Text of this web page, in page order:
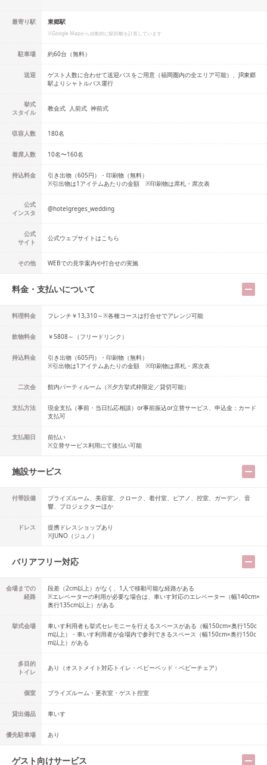
最寄り駅 東郷駅
※Google Mapから自動的に駅距離を計算しています
駐車場 約60台（無料）
送迎
ゲスト人数に合わせて送迎バスをご用意（福岡圏内の全エリア可能）、JR東郷
駅よりシャトルバス運行
挙式
スタイル
教会式 人前式 神前式
収容人数 180名
着席人数 10名〜160名
持込料金
引き出物（605円）・印刷物（無料）
※引出物は1アイテムあたりの金額 ※印刷物は席札・席次表
公式
インスタ
@hotelgreges_wedding
公式
サイト
公式ウェブサイトはこちら
その他 WEBでの見学案内や打合せの実施
料金・支払いについて
料理料金 フレンチ￥13,310～※各種コースは打合せでアレンジ可能
飲物料金 ￥5808～（フリードリンク）
持込料金
引き出物（605円）・印刷物（無料）
※引出物は1アイテムあたりの金額 ※印刷物は席札・席次表
二次会 館内パーティルーム（※夕方挙式枠限定／貸切可能）
支払方法
現金支払（事前・当日払応相談）or事前振込or立替サービス、申込金：カード
支払可
支払期日
前払い
※立替サービス利用にて後払い可能
施設サービス
付帯設備
ブライズルーム、美容室、クローク、着付室、ピアノ、控室、ガーデン、音
響、プロジェクターほか
ドレス 提携ドレスショップあり
※JUNO（ジュノ）
バリアフリー対応
会場までの
経路
段差（2cm以上）がなく、1人で移動可能な経路がある
※エレベーターの利用が必要な場合は、車いす対応のエレベーター（幅140cm×
奥行135cm以上）がある
挙式会場
車いす利用者も挙式セレモニーを行えるスペースがある（幅150cm×奥行150c
m以上）・車いす利用者が会場内で参列できるスペース（幅150cm×奥行150c
m以上）がある
多目的
トイレ
あり （オストメイト対応トイレ・ベビーベッド・ベビーチェア）
個室 ブライズルーム・更衣室・ゲスト控室
貸出備品 車いす
優先駐車場 あり
ゲスト向けサービス